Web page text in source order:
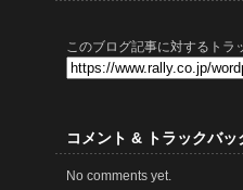
このブログ記事に対するトラ
コメント & トラックバッ
No comments yet.